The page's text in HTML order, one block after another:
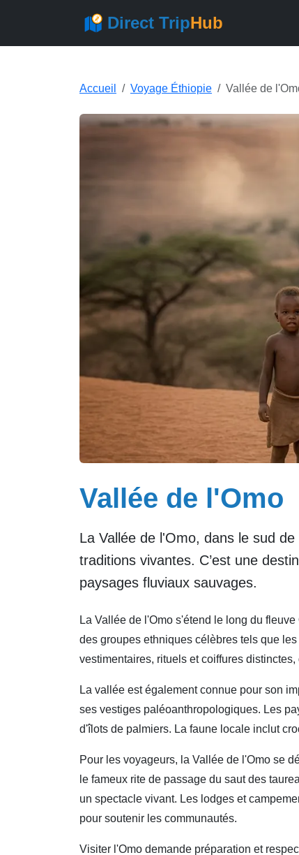
Direct TripHub
Accueil Voyage Éthiopie Vallée de
Vallée de l'Omo
La Vallée de l'Omo, dans le sud
traditions vivantes. C’est une
paysages fluviaux sauvages.
La Vallée de l'Omo s'étend le long du
des groupes ethniques célèbres tels que
vestimentaires, rituels et coiffures
La vallée est également connue pour son
ses vestiges paléoanthropologiques. Les
d'îlots de palmiers. La faune locale inclut
Pour les voyageurs, la Vallée de l'Omo se
le fameux rite de passage du saut des
un spectacle vivant. Les lodges et
pour soutenir les communautés.
Visiter l'Omo demande préparation et